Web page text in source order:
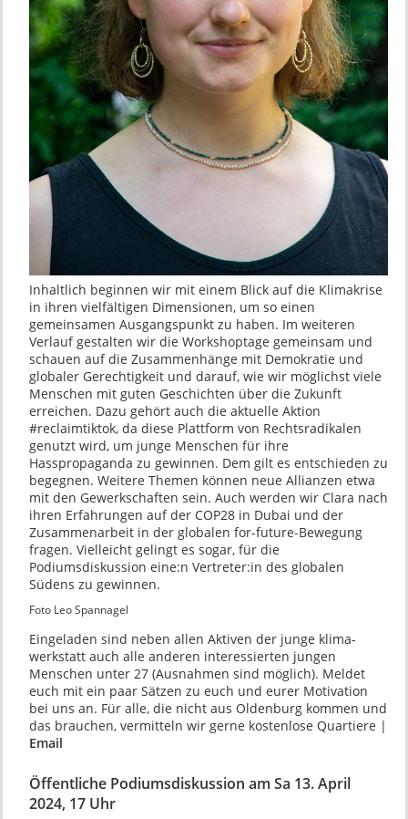
Inhaltlich beginnen wir mit einem Blick auf die Klimakrise
in ihren vielfältigen Dimensionen, um so einen
gemeinsamen Ausgangspunkt zu haben. Im weiteren
Verlauf gestalten wir die Workshoptage gemeinsam und
schauen auf die Zusammenhänge mit Demokratie und
globaler Gerechtigkeit und darauf, wie wir möglichst viele
Menschen mit guten Geschichten über die Zukunft
erreichen. Dazu gehört auch die aktuelle Aktion
#reclaimtiktok, da diese Plattform von Rechtsradikalen
genutzt wird, um junge Menschen für ihre
Hasspropaganda zu gewinnen. Dem gilt es entschieden zu
begegnen. Weitere Themen können neue Allianzen etwa
mit den Gewerkschaften sein. Auch werden wir Clara nach
ihren Erfahrungen auf der COP28 in Dubai und der
Zusammenarbeit in der globalen for-future-Bewegung
fragen. Vielleicht gelingt es sogar, für die
Podiumsdiskussion eine:n Vertreter:in des globalen
Südens zu gewinnen.
Foto Leo Spannagel
Eingeladen sind neben allen Aktiven der junge klima-
werkstatt auch alle anderen interessierten jungen
Menschen unter 27 (Ausnahmen sind möglich). Meldet
euch mit ein paar Sätzen zu euch und eurer Motivation
bei uns an. Für alle, die nicht aus Oldenburg kommen und
das brauchen, vermitteln wir gerne kostenlose Quartiere |
Email
Öffentliche Podiumsdiskussion am Sa 13. April
2024, 17 Uhr